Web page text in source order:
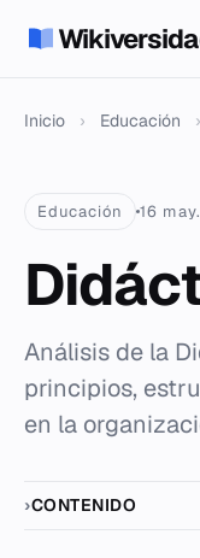
Inicio › Educación ›
Educación 16
Análisis de la
principios,
en la
CONTENIDO